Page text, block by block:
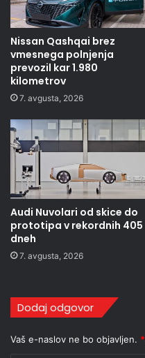
Nissan Qashqai brez
vmesnega polnjenja
prevozil kar 1.980
kilometrov
7. avgusta, 2026
Audi Nuvolari od skice do
prototipa v rekordnih 405
dneh
7. avgusta, 2026
Dodaj odgovor
Vaš e-naslov ne bo objavljen. *